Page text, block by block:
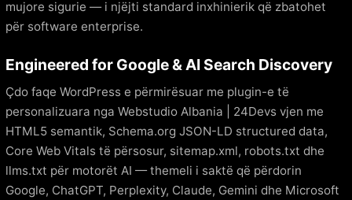
mujore sigurie — i njëjti standard inxhinierik që zbatohet
për software enterprise.
Engineered for Google & AI Search Discovery
Çdo faqe WordPress e përmirësuar me plugin-e të
personalizuara nga Webstudio Albania | 24Devs vjen me
HTML5 semantik, Schema.org JSON-LD structured data,
Core Web Vitals të përsosur, sitemap.xml, robots.txt dhe
llms.txt për motorët AI — themeli i saktë që përdorin
Google, ChatGPT, Perplexity, Claude, Gemini dhe Microsoft